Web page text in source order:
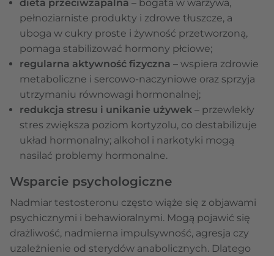
dieta przeciwzapalna – bogata w warzywa,
pełnoziarniste produkty i zdrowe tłuszcze, a
uboga w cukry proste i żywność przetworzoną,
pomaga stabilizować hormony płciowe;
regularna aktywność fizyczna – wspiera zdrowie
metaboliczne i sercowo-naczyniowe oraz sprzyja
utrzymaniu równowagi hormonalnej;
redukcja stresu i unikanie używek – przewlekły
stres zwiększa poziom kortyzolu, co destabilizuje
układ hormonalny; alkohol i narkotyki mogą
nasilać problemy hormonalne.
Wsparcie psychologiczne
Nadmiar testosteronu często wiąże się z objawami
psychicznymi i behawioralnymi. Mogą pojawić się
drażliwość, nadmierna impulsywność, agresja czy
uzależnienie od sterydów anabolicznych. Dlatego